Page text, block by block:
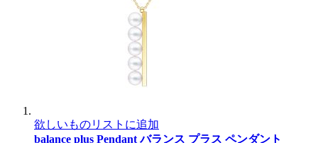
欲しいものリストに追加
balance plus Pendantバランス プラス ペンダント